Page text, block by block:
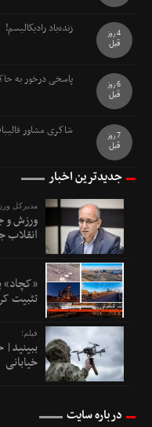
زنده‌باد رادیکالیسم!
4 روز
قبل
پاسخی درخور به
6 روز
قبل
شاکری مشاور
7 روز
قبل
جدیدترین اخبار
مدیرکل
ورزش و
انقلاب
تثبیت
فیلم؛
خیابانی
درباره سایت